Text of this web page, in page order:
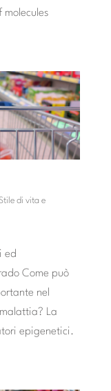
di vita e
ed
Come può
nel
La
epigenetici.